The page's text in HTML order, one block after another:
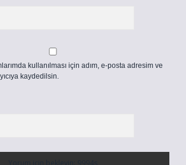
kullanılması için adım, e-posta adresim ve
kaydedilsin.